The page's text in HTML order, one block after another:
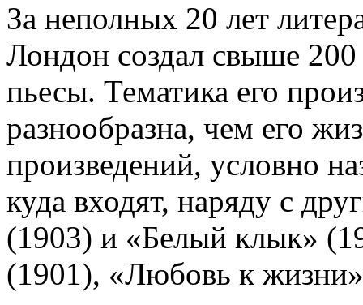
За неполных 20 лет
Лондон создал свыше 200
пьесы. Тематика его
разнообразна, чем его
произведений, условно
куда входят, наряду с
(1903) и «Белый клык»
(1901), «Любовь к